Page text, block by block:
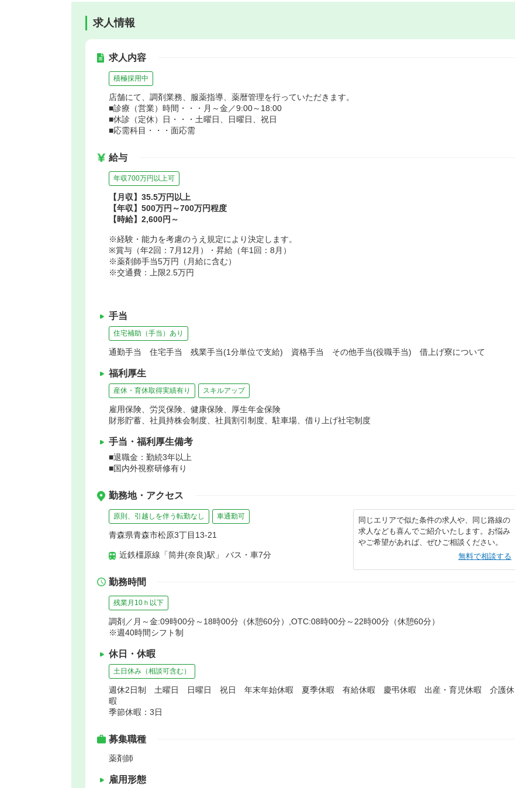
求人情報
求人内容
積極採用中
店舗にて、調剤業務、服薬指導、薬暦管理を行っていただきます。
■診療（営業）時間・・・月～金／9:00～18:00
■休診（定休）日・・・土曜日、日曜日、祝日
■応需科目・・・面応需
給与
年収700万円以上可
【月収】35.5万円以上
【年収】500万円～700万円程度
【時給】2,600円～
※経験・能力を考慮のうえ規定により決定します。
※賞与（年2回：7月12月）・昇給（年1回：8月）
※薬剤師手当5万円（月給に含む）
※交通費：上限2.5万円
手当
住宅補助（手当）あり
通勤手当 住宅手当 残業手当(1分単位で支給) 資格手当 その他手当(役職手当) 借上げ寮について
福利厚生
産休・育休取得実績有り スキルアップ
雇用保険、労災保険、健康保険、厚生年金保険
財形貯蓄、社員持株会制度、社員割引制度、駐車場、借り上げ社宅制度
手当・福利厚生備考
■退職金：勤続3年以上
■国内外視察研修有り
勤務地・アクセス
原則、引越しを伴う転勤なし 車通勤可
青森県青森市松原3丁目13-21
近鉄橿原線「筒井(奈良)駅」 バス・車7分
同じエリアで似た条件の求人や、同じ路線の
求人なども喜んでご紹介いたします。お悩み
やご希望があれば、ぜひご相談ください。
無料で相談する
勤務時間
残業月10ｈ以下
調剤／月～金:09時00分～18時00分（休憩60分）,OTC:08時00分～22時00分（休憩60分）
※週40時間シフト制
休日・休暇
土日休み（相談可含む）
週休2日制 土曜日 日曜日 祝日 年末年始休暇 夏季休暇 有給休暇 慶弔休暇 出産・育児休暇 介護休
暇
季節休暇：3日
募集職種
薬剤師
雇用形態